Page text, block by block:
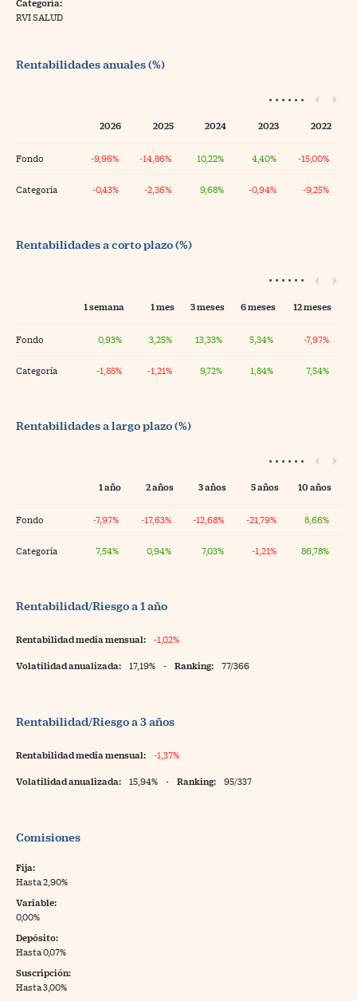
Categoría:
RVI SALUD
Rentabilidades anuales (%)
2026 2025 2024 2023 2022
Fondo -9,96% -14,86% 10,22% 4,40% -15,00%
Categoría -0,43% -2,36% 9,68% -0,94% -9,25%
Rentabilidades a corto plazo (%)
1 semana 1 mes 3 meses 6 meses 12 meses
Fondo 0,93% 3,25% 13,33% 5,34% -7,97%
Categoría -1,85% -1,21% 9,72% 1,84% 7,54%
Rentabilidades a largo plazo (%)
1 año 2 años 3 años 5 años 10 años
Fondo -7,97% -17,63% -12,68% -21,79% 8,66%
Categoría 7,54% 0,94% 7,03% -1,21% 86,78%
Rentabilidad/Riesgo a 1 año
Rentabilidad media mensual: -1,02%
Volatilidad anualizada: 17,19% - Ranking: 77/366
Rentabilidad/Riesgo a 3 años
Rentabilidad media mensual: -1,37%
Volatilidad anualizada: 15,94% - Ranking: 95/337
Comisiones
Fija:
Hasta 2,90%
Variable:
0,00%
Depósito:
Hasta 0,07%
Suscripción:
Hasta 3,00%